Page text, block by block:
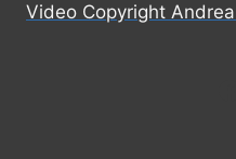
Video Copyright